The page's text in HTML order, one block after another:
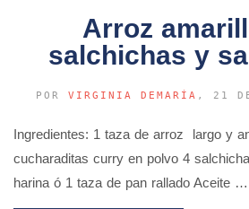
Arroz
salchichas y
POR VIRGINIA DEMARÍA , 21
Ingredientes: 1 taza de arroz largo y
cucharaditas curry en polvo 4
harina ó 1 taza de pan rallado Aceite …